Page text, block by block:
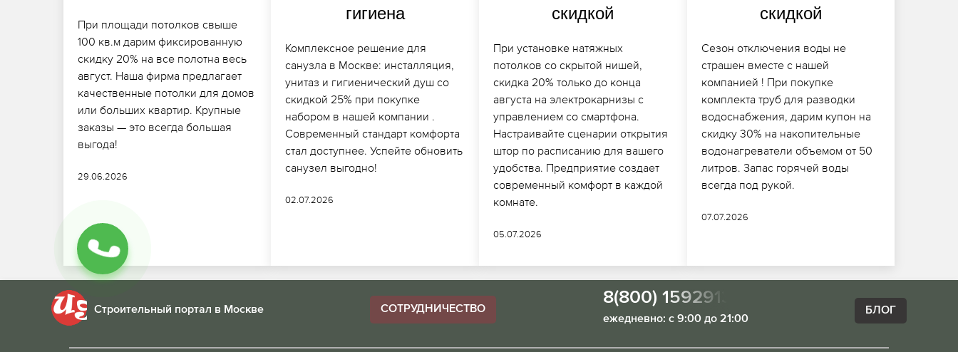
При площади потолков свыше
100 кв.м дарим фиксированную
скидку 20% на все полотна весь
август. Наша фирма предлагает
качественные потолки для домов
или больших квартир. Крупные
заказы — это всегда большая
выгода!
29.06.2026
гигиена
Комплексное решение для
санузла в Москве: инсталляция,
унитаз и гигиенический душ со
скидкой 25% при покупке
набором в нашей компании .
Современный стандарт комфорта
стал доступнее. Успейте обновить
санузел выгодно!
02.07.2026
скидкой
При установке натяжных
потолков со скрытой нишей,
скидка 20% только до конца
августа на электрокарнизы с
управлением со смартфона.
Настраивайте сценарии открытия
штор по расписанию для вашего
удобства. Предприятие создает
современный комфорт в каждой
комнате.
05.07.2026
скидкой
Сезон отключения воды не
страшен вместе с нашей
компанией ! При покупке
комплекта труб для разводки
водоснабжения, дарим купон на
скидку 30% на накопительные
водонагреватели объемом от 50
литров. Запас горячей воды
всегда под рукой.
07.07.2026
Строительный портал в Москве СОТРУДНИЧЕСТВО
8(800) 1592913
ежедневно: с 9:00 до 21:00
БЛОГ